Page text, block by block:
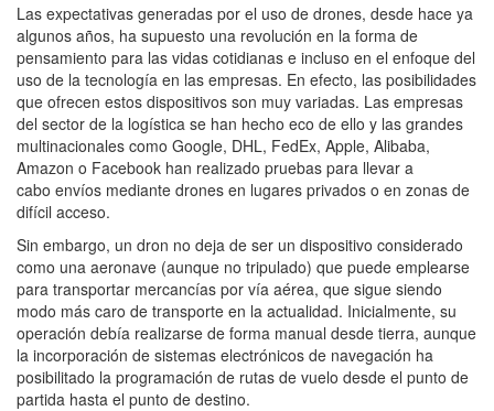
Las expectativas generadas por el uso de drones, desde hace ya
algunos años, ha supuesto una revolución en la forma de
pensamiento para las vidas cotidianas e incluso en el enfoque del
uso de la tecnología en las empresas. En efecto, las posibilidades
que ofrecen estos dispositivos son muy variadas. Las empresas
del sector de la logística se han hecho eco de ello y las grandes
multinacionales como Google, DHL, FedEx, Apple, Alibaba,
Amazon o Facebook han realizado pruebas para llevar a
cabo envíos mediante drones en lugares privados o en zonas de
difícil acceso.
Sin embargo, un dron no deja de ser un dispositivo considerado
como una aeronave (aunque no tripulado) que puede emplearse
para transportar mercancías por vía aérea, que sigue siendo
modo más caro de transporte en la actualidad. Inicialmente, su
operación debía realizarse de forma manual desde tierra, aunque
la incorporación de sistemas electrónicos de navegación ha
posibilitado la programación de rutas de vuelo desde el punto de
partida hasta el punto de destino.